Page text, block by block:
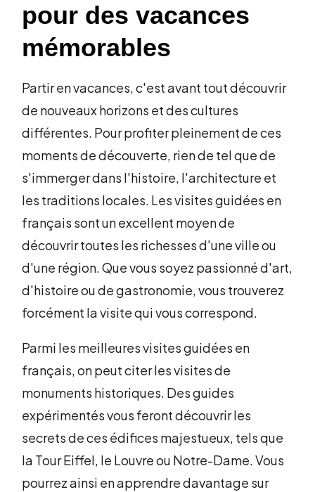
pour des vacances
mémorables
Partir en vacances, c'est avant tout découvrir
de nouveaux horizons et des cultures
différentes. Pour profiter pleinement de ces
moments de découverte, rien de tel que de
s'immerger dans l'histoire, l'architecture et
les traditions locales. Les visites guidées en
français sont un excellent moyen de
découvrir toutes les richesses d'une ville ou
d'une région. Que vous soyez passionné d'art,
d'histoire ou de gastronomie, vous trouverez
forcément la visite qui vous correspond.
Parmi les meilleures visites guidées en
français, on peut citer les visites de
monuments historiques. Des guides
expérimentés vous feront découvrir les
secrets de ces édifices majestueux, tels que
la Tour Eiffel, le Louvre ou Notre-Dame. Vous
pourrez ainsi en apprendre davantage sur